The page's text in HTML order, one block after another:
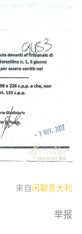
来自 闲聊意大利
举报